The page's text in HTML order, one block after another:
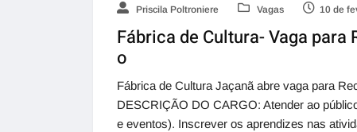
Priscila Poltroniere Vagas 10 de
Fábrica de Cultura- Vaga
o
Fábrica de Cultura Jaçanã abre vaga para
DESCRIÇÃO DO CARGO: Atender ao
e eventos). Inscrever os aprendizes nas